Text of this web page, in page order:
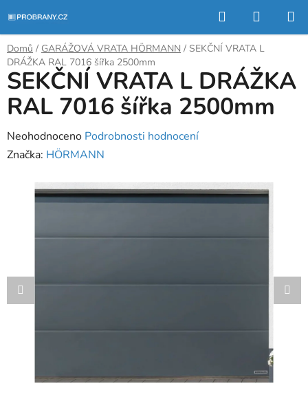
na
obsah
Hledat
KOŠÍK
Domů / GARÁŽOVÁ VRATA HÖRMANN / SEKČNÍ VRATA L
DRÁŽKA RAL 7016 šířka 2500mm
SEKČNÍ VRATA L DRÁŽKA
RAL 7016 šířka 2500mm
Průměrné
hodnocení
Neohodnoceno Podrobnosti hodnocení
Značka: HÖRMANN